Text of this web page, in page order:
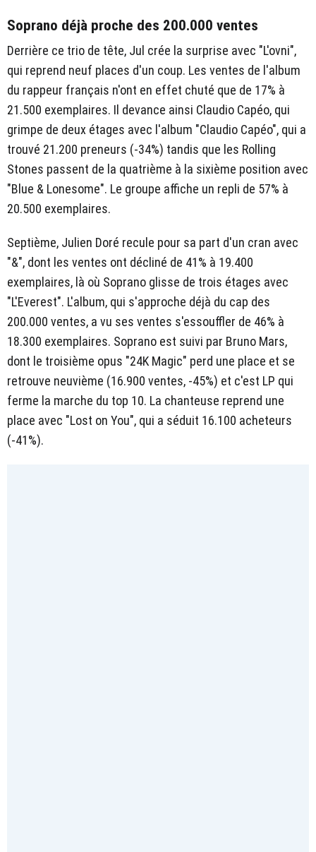
Soprano déjà proche des 200.000 ventes
Derrière ce trio de tête, Jul crée la surprise avec "L'ovni",
qui reprend neuf places d'un coup. Les ventes de l'album
du rappeur français n'ont en effet chuté que de 17% à
21.500 exemplaires. Il devance ainsi Claudio Capéo, qui
grimpe de deux étages avec l'album "Claudio Capéo", qui a
trouvé 21.200 preneurs (-34%) tandis que les Rolling
Stones passent de la quatrième à la sixième position avec
"Blue & Lonesome". Le groupe affiche un repli de 57% à
20.500 exemplaires.
Septième, Julien Doré recule pour sa part d'un cran avec
"&", dont les ventes ont décliné de 41% à 19.400
exemplaires, là où Soprano glisse de trois étages avec
"L'Everest". L'album, qui s'approche déjà du cap des
200.000 ventes, a vu ses ventes s'essouffler de 46% à
18.300 exemplaires. Soprano est suivi par Bruno Mars,
dont le troisième opus "24K Magic" perd une place et se
retrouve neuvième (16.900 ventes, -45%) et c'est LP qui
ferme la marche du top 10. La chanteuse reprend une
place avec "Lost on You", qui a séduit 16.100 acheteurs
(-41%).